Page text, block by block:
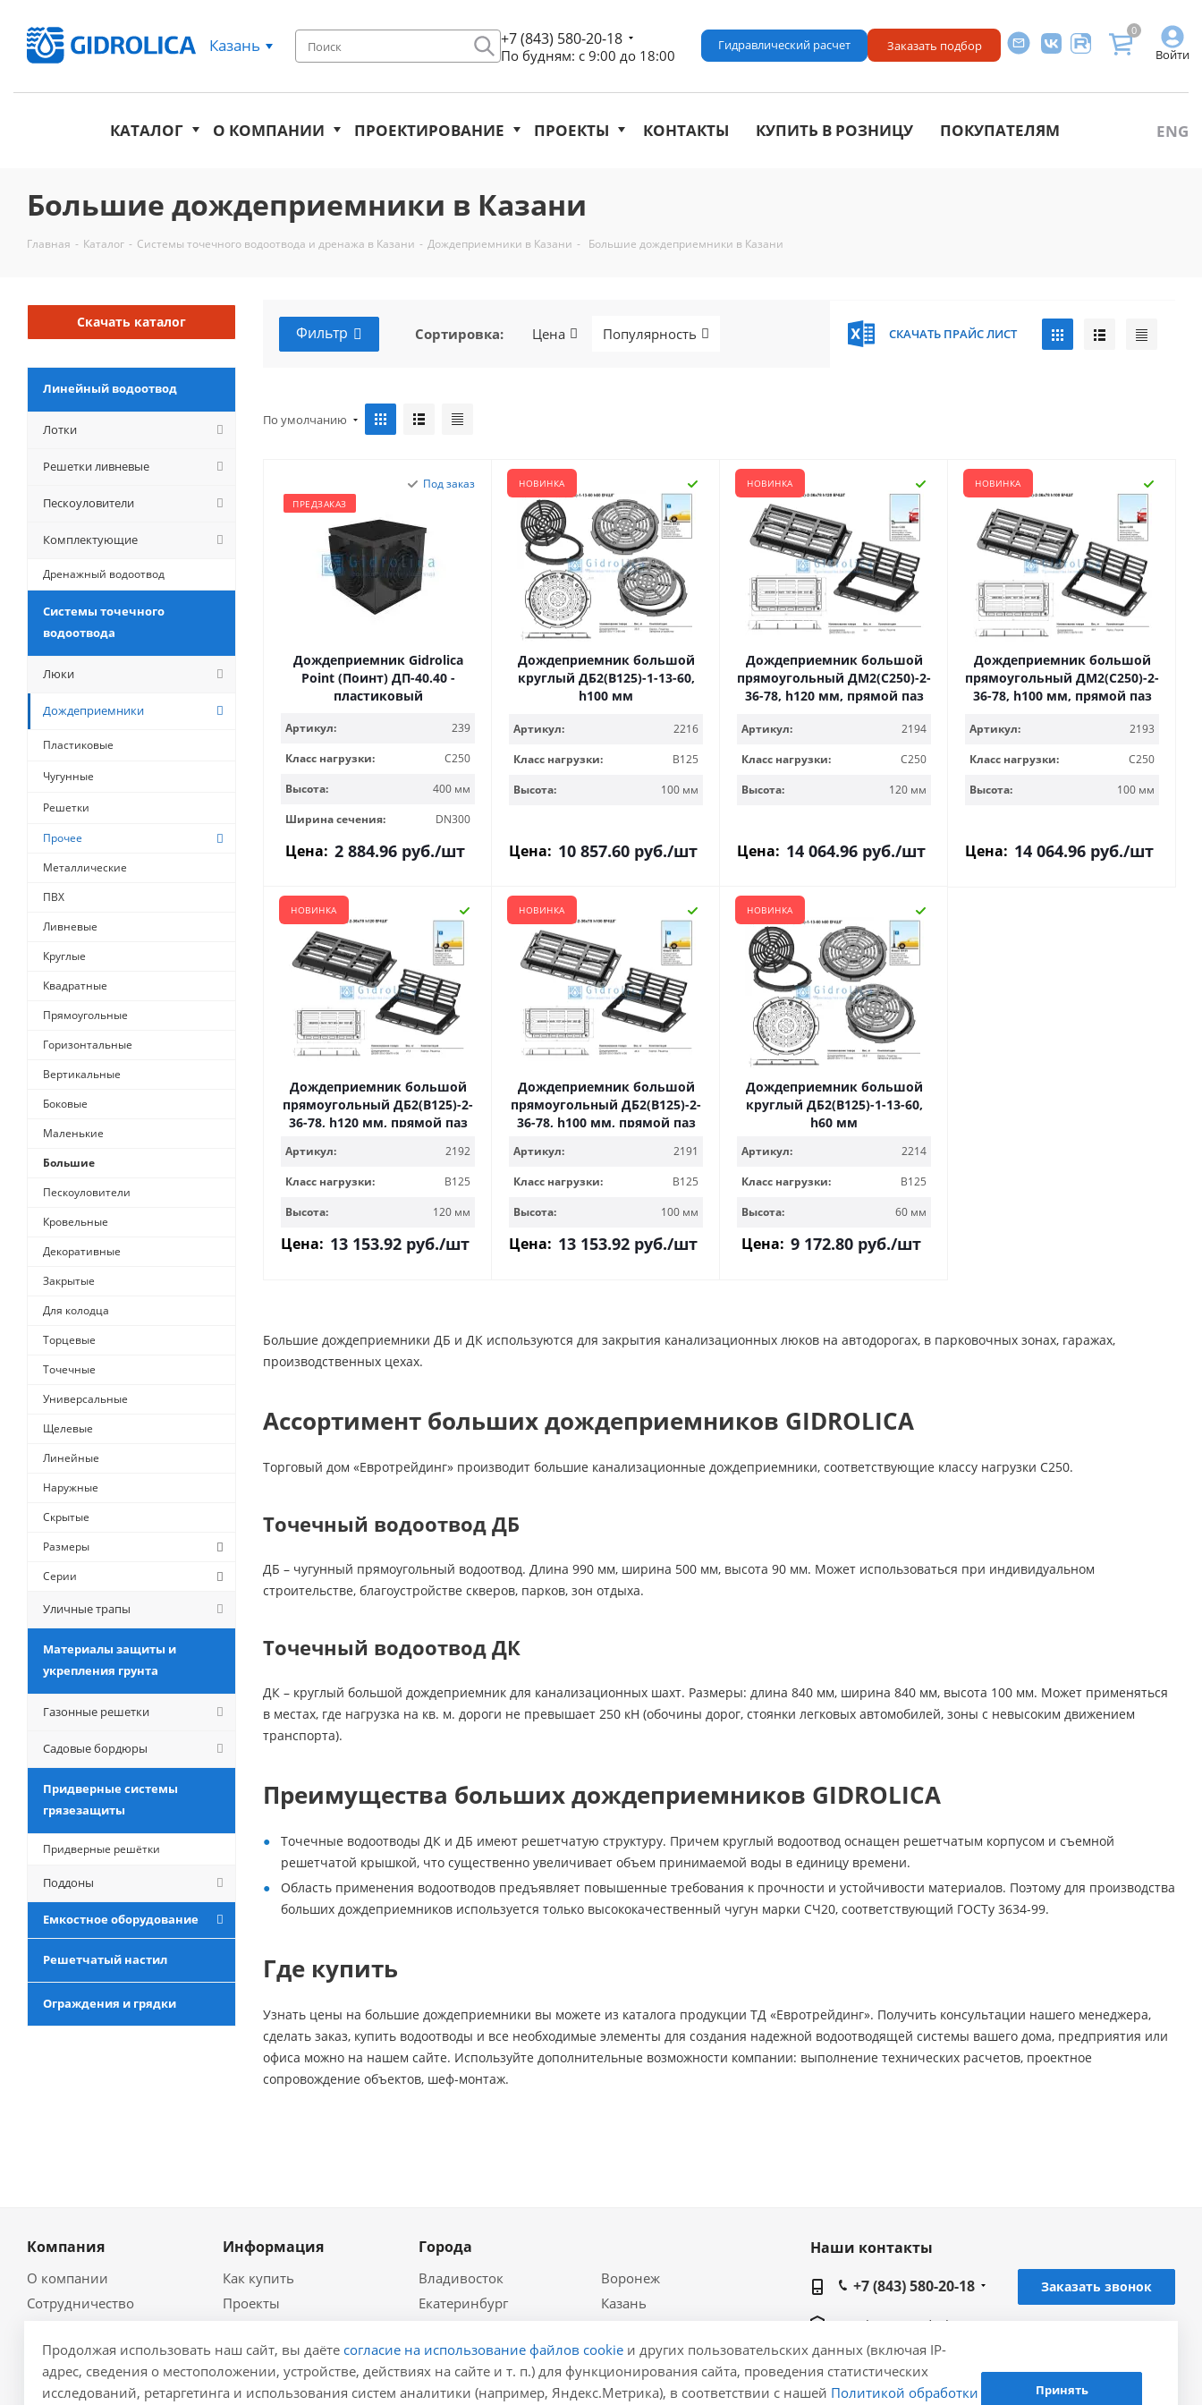
Казань +7 (843) 580-20-18
По будням: с 9:00 до 18:00 Войти
0
Гидравлический расчет Заказать подбор
КАТАЛОГ О КОМПАНИИ ПРОЕКТИРОВАНИЕ ПРОЕКТЫ КОНТАКТЫ КУПИТЬ В РОЗНИЦУ ПОКУПАТЕЛЯМ ENG
Большие дождеприемники в Казани
Главная - Каталог - Системы точечного водоотвода и дренажа в Казани - Дождеприемники в Казани - Большие дождеприемники в Казани
Фильтр Сортировка: Цена Популярность СКАЧАТЬ ПРАЙС ЛИСТ
По умолчанию
Под заказ
ПРЕДЗАКАЗ
Дождеприемник Gidrolica
Point (Поинт) ДП-40.40 -
пластиковый
Артикул:
239
Класс нагрузки:
C250
Высота:
400 мм
Ширина сечения:
DN300
Цена: 2 884.96руб./шт
НОВИНКА
Дождеприемник большой
круглый ДБ2(В125)-1-13-60,
h100 мм
Артикул:
2216
Класс нагрузки:
B125
Высота:
100 мм
Цена: 10 857.60 руб./шт
НОВИНКА
Дождеприемник большой
прямоугольный ДМ2(С250)-2-
36-78, h120 мм, прямой паз
Артикул:
2194
Класс нагрузки:
С250
Высота:
120 мм
Цена: 14 064.96 руб./шт
НОВИНКА
Дождеприемник большой
прямоугольный ДМ2(С250)-2-
36-78, h100 мм, прямой паз
Артикул:
2193
Класс нагрузки:
С250
Высота:
100 мм
Цена: 14 064.96 руб./шт
НОВИНКА
Дождеприемник большой
прямоугольный ДБ2(В125)-2-
36-78, h120 мм, прямой паз
Артикул:
2192
Класс нагрузки:
B125
Высота:
120 мм
Цена: 13 153.92 руб./шт
НОВИНКА
Дождеприемник большой
прямоугольный ДБ2(В125)-2-
36-78, h100 мм, прямой паз
Артикул:
2191
Класс нагрузки:
B125
Высота:
100 мм
Цена: 13 153.92 руб./шт
НОВИНКА
Дождеприемник большой
круглый ДБ2(В125)-1-13-60,
h60 мм
Артикул:
2214
Класс нагрузки:
B125
Высота:
60 мм
Цена: 9 172.80руб./шт
Большие дождеприемники ДБ и ДК используются для закрытия канализационных люков на автодорогах, в парковочных зонах, гаражах,
производственных цехах.
Ассортимент больших дождеприемников GIDROLICA
Торговый дом «Евротрейдинг» производит большие канализационные дождеприемники, соответствующие классу нагрузки С250.
Точечный водоотвод ДБ
ДБ – чугунный прямоугольный водоотвод. Длина 990 мм, ширина 500 мм, высота 90 мм. Может использоваться при индивидуальном
строительстве, благоустройстве скверов, парков, зон отдыха.
Точечный водоотвод ДК
ДК – круглый большой дождеприемник для канализационных шахт. Размеры: длина 840 мм, ширина 840 мм, высота 100 мм. Может применяться
в местах, где нагрузка на кв. м. дороги не превышает 250 кН (обочины дорог, стоянки легковых автомобилей, зоны с невысоким движением
транспорта).
Преимущества больших дождеприемников GIDROLICA
Точечные водоотводы ДК и ДБ имеют решетчатую структуру. Причем круглый водоотвод оснащен решетчатым корпусом и съемной
решетчатой крышкой, что существенно увеличивает объем принимаемой воды в единицу времени.
Область применения водоотводов предъявляет повышенные требования к прочности и устойчивости материалов. Поэтому для производства
больших дождеприемников используется только высококачественный чугун марки СЧ20, соответствующий ГОСТу 3634-99.
Где купить
Узнать цены на большие дождеприемники вы можете из каталога продукции ТД «Евротрейдинг». Получить консультации нашего менеджера,
сделать заказ, купить водоотводы и все необходимые элементы для создания надежной водоотводящей системы вашего дома, предприятия или
офиса можно на нашем сайте. Используйте дополнительные возможности компании: выполнение технических расчетов, проектное
сопровождение объектов, шеф-монтаж.
Скачать каталог
Линейный водоотвод
Лотки
Решетки ливневые
Пескоуловители
Комплектующие
Дренажный водоотвод
Системы точечного
водоотвода
Люки
Дождеприемники
Пластиковые
Чугунные
Решетки
Прочее
Металлические
ПВХ
Ливневые
Круглые
Квадратные
Прямоугольные
Горизонтальные
Вертикальные
Боковые
Маленькие
Большие
Пескоуловители
Кровельные
Декоративные
Закрытые
Для колодца
Торцевые
Точечные
Универсальные
Щелевые
Линейные
Наружные
Скрытые
Размеры
Серии
Уличные трапы
Материалы защиты и
укрепления грунта
Газонные решетки
Садовые бордюры
Придверные системы
грязезащиты
Придверные решётки
Поддоны
Емкостное оборудование
Решетчатый настил
Ограждения и грядки
Компания
О компании
Сотрудничество
Контакты
Политика
Информация
Как купить
Проекты
Гидравлический
калькулятор
Для проектировщиков
Города
Владивосток
Воронеж
Екатеринбург
Казань
Крым
Москва
Нижний Новгород
Новосибирск
Наши контакты
+7 (843) 580-20-18
Заказать звонок
om_kazan@gidrolica.ru
Региональное представительство Gidrolica в г.
Казань, ул. Лебедева 1,корпус 6
Продолжая использовать наш сайт, вы даёте согласие на использование файлов cookieи других пользовательских данных (включая IP-
адрес, сведения о местоположении, устройстве, действиях на сайте и т. п.) для функционирования сайта, проведения статистических
исследований, ретаргетинга и использования систем аналитики (например, Яндекс.Метрика), в соответствии с нашей Политикой обработки
Принять